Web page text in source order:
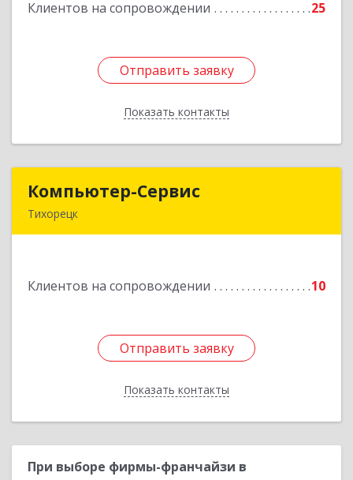
Клиентов на сопровождении 25
Отправить заявку
Показать контакты
Подробнее
Отправить заявку
Назад
Компьютер-Сервис
Тихорецк
Клиентов на сопровождении 10
Отправить заявку
Показать контакты
Компьютер-Сервис
Подробнее
Отправить заявку
Назад
При выборе фирмы-франчайзи в